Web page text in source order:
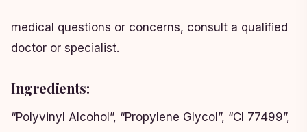
medical questions or concerns, consult a qualified
doctor or specialist.
Ingredients:
“Polyvinyl Alcohol”, “Propylene Glycol”, “CI 77499”,